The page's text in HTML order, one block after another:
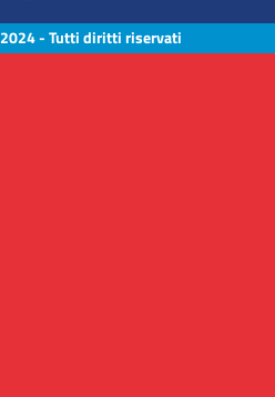
2024 - Tutti diritti riservati